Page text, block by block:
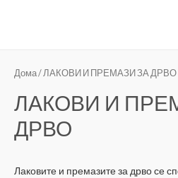
Дома/ ЛАКОВИ И ПРЕМАЗИ ЗА ДРВО
ЛАКОВИ И
ДРВО
Лаковите и премазите за дрво се